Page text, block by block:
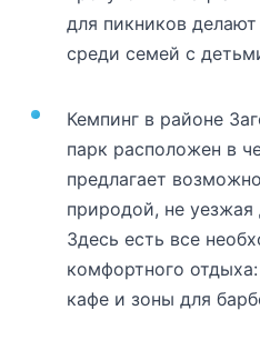
для пикников
среди семей с
Кемпинг в районе
парк расположен в
предлагает
природой, не уезжая
Здесь есть все
комфортного
кафе и зоны для